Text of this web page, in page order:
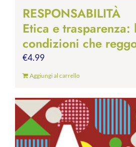
RESPONSABILITÀ
Etica e trasparenza:
condizioni che
€4.99
Aggiungi al carrello